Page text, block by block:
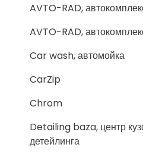
AVTO-RAD,
AVTO-RAD,
Car wash, автомойка
CarZip
Chrom
Detailing baza, центр
детейлинга